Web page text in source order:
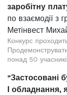
заробітну
по взаємодії з
Метінвест
Конкурс
понад 50
"Застосовані
І обладнання,